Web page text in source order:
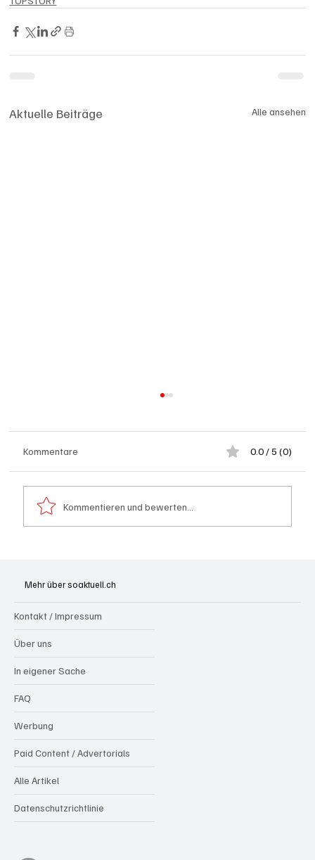
Aktuelle Beiträge Alle ansehen
Kommentare 0.0 / 5 (0)
Kommentieren und bewerten...
Mehr über soaktuell.ch
Kontakt / Impressum
Über uns
In eigener Sache
FAQ
Werbung
Paid Content / Advertorials
Alle Artikel
Datenschutzrichtlinie